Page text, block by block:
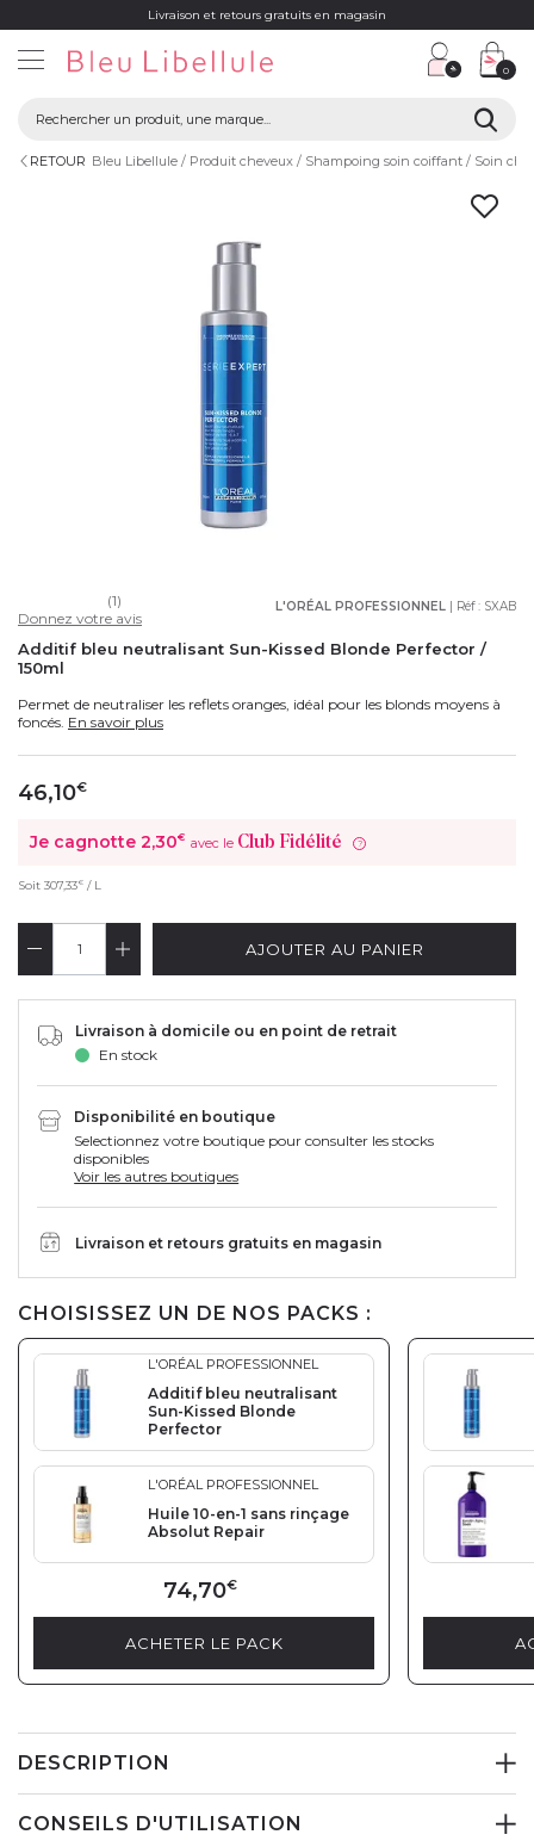
Livraison et retours gratuits en magasin
0
RETOUR Bleu Libellule Produit cheveux Shampoing soin coiffant Soin
L'ORÉAL PROFESSIONNEL | Réf : SXAB
(1)
Donnez votre avis
Additif bleu neutralisant Sun-Kissed Blonde Perfector /
150ml
Permet de neutraliser les reflets oranges, idéal pour les blonds moyens à
foncés. En savoir plus
46,10€
Je cagnotte 2,30€ avec le Club Fidélité ?
Soit 307,33€ / L
AJOUTER AU PANIER
Livraison à domicile ou en point de retrait
En stock
Disponibilité en boutique
Selectionnez votre boutique pour consulter les stocks
disponibles
Voir les autres boutiques
Livraison et retours gratuits en magasin
CHOISISSEZ UN DE NOS PACKS :
L'ORÉAL PROFESSIONNEL
Additif bleu neutralisant
Sun-Kissed Blonde
Perfector
L'ORÉAL PROFESSIONNEL
Huile 10-en-1 sans rinçage
Absolut Repair
74,70€
ACHETER LE PACK
DESCRIPTION
CONSEILS D'UTILISATION